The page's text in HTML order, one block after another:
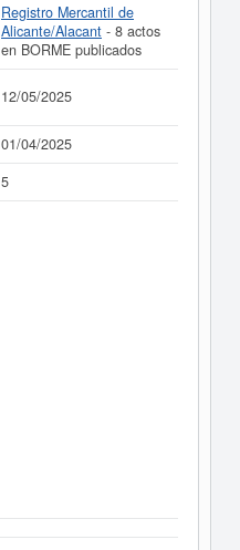
Registro Mercantil de
Alicante/Alacant - 8 actos
en BORME publicados
12/05/2025
01/04/2025
5